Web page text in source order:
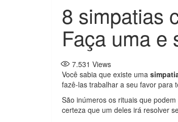
8 simpatias
Faça uma e
7.531 Views
Você sabia que existe uma
fazê-las trabalhar a seu favor para
São inúmeros os rituais que
certeza que um deles irá resolver